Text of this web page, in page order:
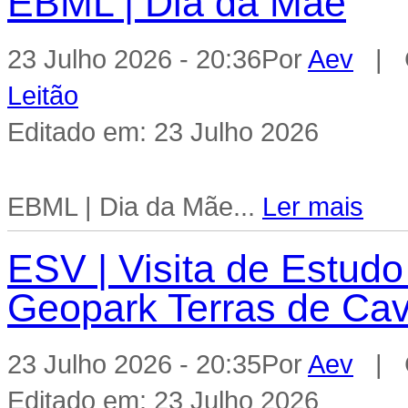
23 Julho 2026 - 20:36PorAev |
Leitão
Editado em: 23 Julho 2026
EBML | Dia da Mãe... Ler mais
ESV | Visita de
Geopark Terras de
23 Julho 2026 - 20:35PorAev |
Editado em: 23 Julho 2026